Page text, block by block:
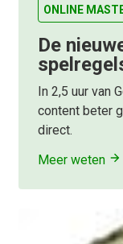
ONLINE
De
In 2,5 uur van
content beter
direct.
Meer weten